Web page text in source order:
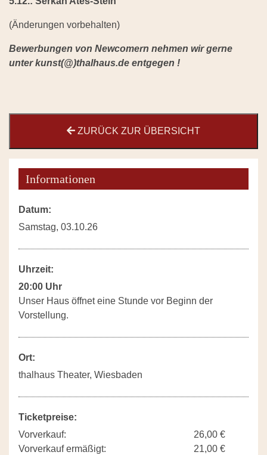
(Änderungen vorbehalten)
Bewerbungen von Newcomern nehmen wir gerne
unter kunst(@)thalhaus.de entgegen !
ZURÜCK ZUR ÜBERSICHT
Informationen
Datum:
Samstag, 03.10.26
Uhrzeit:
20:00 Uhr
Unser Haus öffnet eine Stunde vor Beginn der
Vorstellung.
Ort:
thalhaus Theater, Wiesbaden
Ticketpreise:
Vorverkauf:
26,00 €
Vorverkauf ermäßigt:
21,00 €